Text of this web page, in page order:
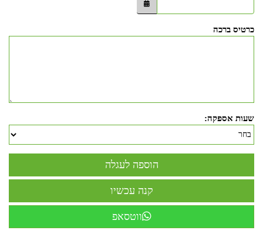
כרטיס ברכה
שעות אספקה:
ווטסאפ